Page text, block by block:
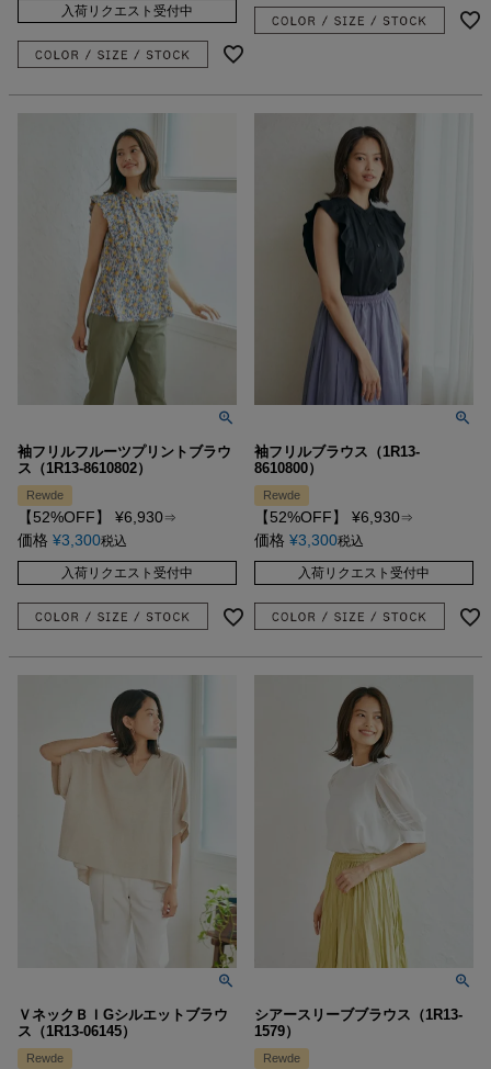
入荷リクエスト受付中
袖フリルフルーツプリントブラウ
ス（1R13-8610802）
Rewde
【52%OFF】 ¥6,930⇒
価格 ¥3,300税込
入荷リクエスト受付中
袖フリルブラウス（1R13-
8610800）
Rewde
【52%OFF】 ¥6,930⇒
価格 ¥3,300税込
入荷リクエスト受付中
ＶネックＢＩGシルエットブラウ
ス（1R13-06145）
Rewde
シアースリーブブラウス（1R13-
1579）
Rewde